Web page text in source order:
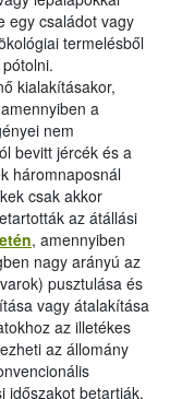
egy családot vagy
termelésből
kialakításakor,
a
nem
bevitt jércék és a
háromnaposnál
csak akkor
az átállási
, amennyiben
nagy arányú az
pusztulása és
vagy átalakítása
az illetékes
az állomány
időszakot betartják.